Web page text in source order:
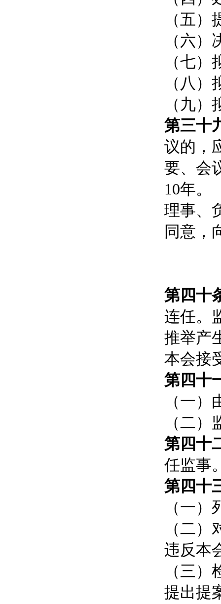
（五
（六
（七
（八
（九
第三十
议的，
要、会
10年。
理事、
同意，
第四十
连任。
推举产
本会接
第四十
（一
（二
第四十
任监事
第四十
（一
（二
违反本
（三
提出提